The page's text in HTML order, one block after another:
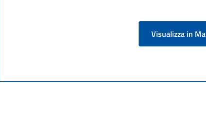
Visualizza in